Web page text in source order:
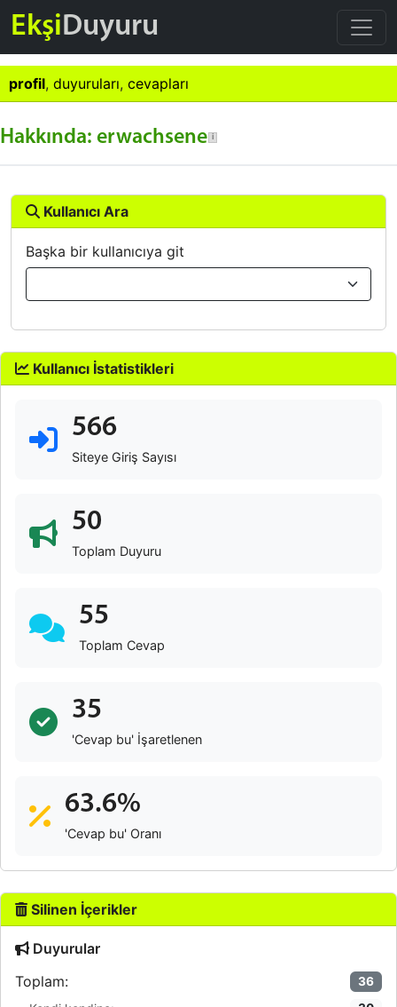
EkşiDuyuru
profil, duyuruları, cevapları
Hakkında: erwachsene
Kullanıcı Ara
Başka bir kullanıcıya git
Kullanıcı İstatistikleri
566
Siteye Giriş Sayısı
50
Toplam Duyuru
55
Toplam Cevap
35
'Cevap bu' İşaretlenen
63.6%
'Cevap bu' Oranı
Silinen İçerikler
Duyurular
Toplam:
36